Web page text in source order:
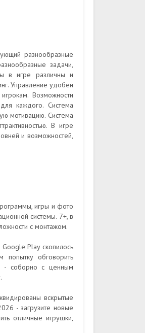
разнообразные
задачи,
в игре различны и
Управление удобен
Возможности
каждого. Система
мотивацию. Система
В игре
и возможностей,
игры и фото
системы. 7+, в
с монтажом.
Play скопилось
попытку обговорить
- соборно с ценным
вскрытые
- загрузите новые
отличные игрушки,